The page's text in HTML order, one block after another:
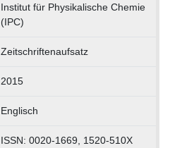
Institut für Physikalische Chemie
(IPC)
Zeitschriftenaufsatz
2015
Englisch
ISSN: 0020-1669, 1520-510X